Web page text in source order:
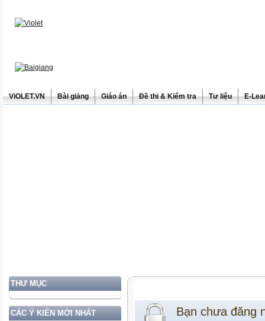
ViOLET.VN Bài giảng Giáo án Đề thi & Kiểm tra Tư liệu E-
THƯ MỤC
CÁC Ý KIẾN MỚI NHẤT Bạn chưa đăng